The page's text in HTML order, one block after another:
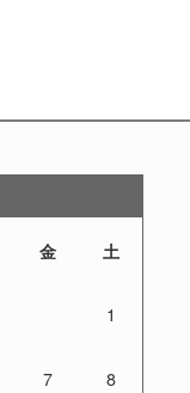
金 土
1
7 8